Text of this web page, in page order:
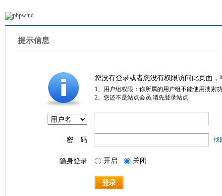
提示信息
您没有登录或者您没有权限访问此页面
1、用户组权限：你所属的用户组不能使用搜索
2、您还不是站点会员,请先登录站点
密 码 找
隐身登录 开启 关闭
登录